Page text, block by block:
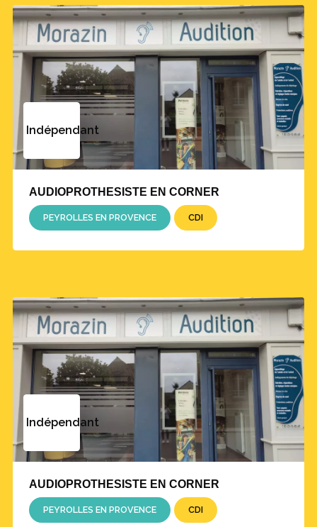
Indépendant
AUDIOPROTHESISTE EN CORNER
PEYROLLES EN PROVENCE CDI
Indépendant
AUDIOPROTHESISTE EN CORNER
PEYROLLES EN PROVENCE CDI